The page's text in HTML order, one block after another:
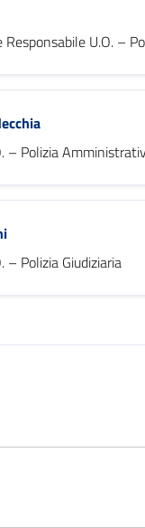
U.O. –
– Polizia
– Polizia Giudiziaria